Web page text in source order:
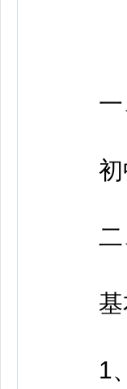
一
初中
二
基
1、